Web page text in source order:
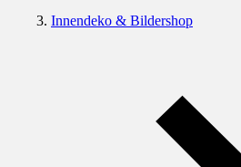
Innendeko & Bildershop